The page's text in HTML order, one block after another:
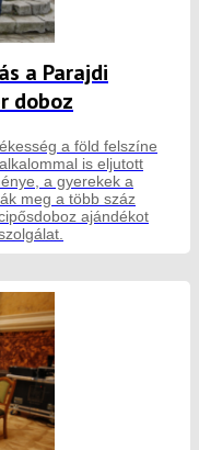
a Parajdi
doboz
a föld felszíne
is eljutott
a gyerekek a
meg a több száz
ajándékot